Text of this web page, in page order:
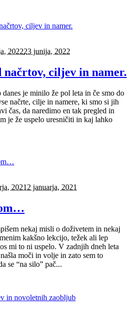
202223 junija, 2022
načrtov, ciljev in namer.
danes je minilo že pol leta in če smo do
načrte, cilje in namere, ki smo si jih
čas, da naredimo en tak pregled in
je že uspelo uresničiti in kaj lahko
2021 2 januarja, 2021
nekaj misli o doživetem in nekaj
kakšno lekcijo, težek ali lep
mi to ni uspelo. V zadnjih dneh leta
moči in volje in zato sem to
se “na silo” pač...